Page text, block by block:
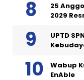
25
2029
UPTD
Wabup
EnAble